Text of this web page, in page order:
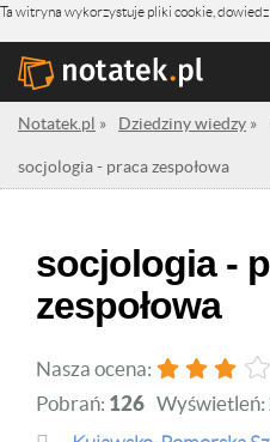
Ta witryna wykorzystuje pliki cookie, dowiedz
Notatek.pl » Dziedziny wiedzy »
socjologia - praca zespołowa
socjologia -
zespołowa
Nasza ocena:
Pobrań: 126 Wyświetleń: